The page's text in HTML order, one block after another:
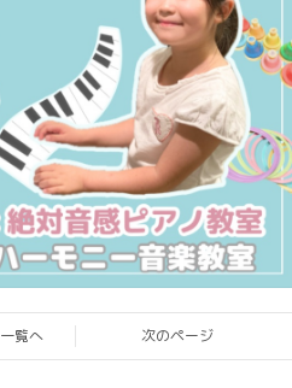
一覧へ 次のページ
g
a
t